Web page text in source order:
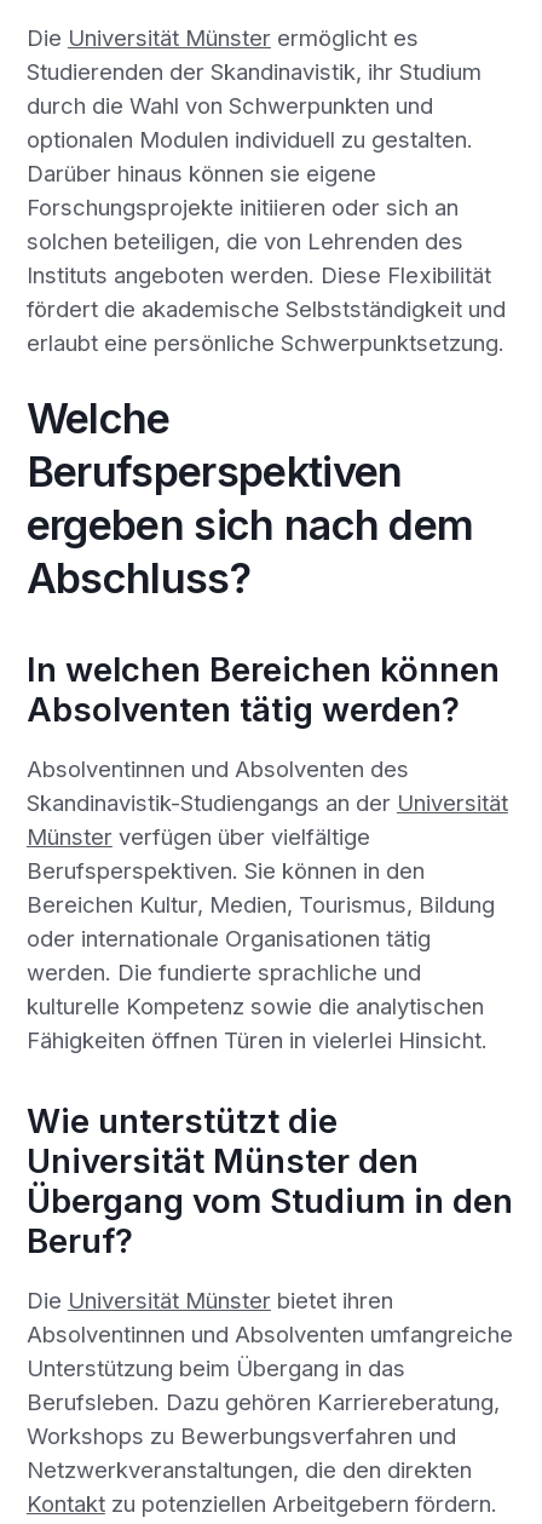
Die Universität Münsterermöglicht es
Studierenden der Skandinavistik, ihr Studium
durch die Wahl von Schwerpunkten und
optionalen Modulen individuell zu gestalten.
Darüber hinaus können sie eigene
Forschungsprojekte initiieren oder sich an
solchen beteiligen, die von Lehrenden des
Instituts angeboten werden. Diese Flexibilität
fördert die akademische Selbstständigkeit und
erlaubt eine persönliche Schwerpunktsetzung.
Welche
Berufsperspektiven
ergeben sich nach dem
Abschluss?
In welchen Bereichen können
Absolventen tätig werden?
Absolventinnen und Absolventen des
Skandinavistik-Studiengangs an der Universität
Münsterverfügen über vielfältige
Berufsperspektiven. Sie können in den
Bereichen Kultur, Medien, Tourismus, Bildung
oder internationale Organisationen tätig
werden. Die fundierte sprachliche und
kulturelle Kompetenz sowie die analytischen
Fähigkeiten öffnen Türen in vielerlei Hinsicht.
Wie unterstützt die
Universität Münster den
Übergang vom Studium in den
Beruf?
Die Universität Münsterbietet ihren
Absolventinnen und Absolventen umfangreiche
Unterstützung beim Übergang in das
Berufsleben. Dazu gehören Karriereberatung,
Workshops zu Bewerbungsverfahren und
Netzwerkveranstaltungen, die den direkten
Kontaktzu potenziellen Arbeitgebern fördern.